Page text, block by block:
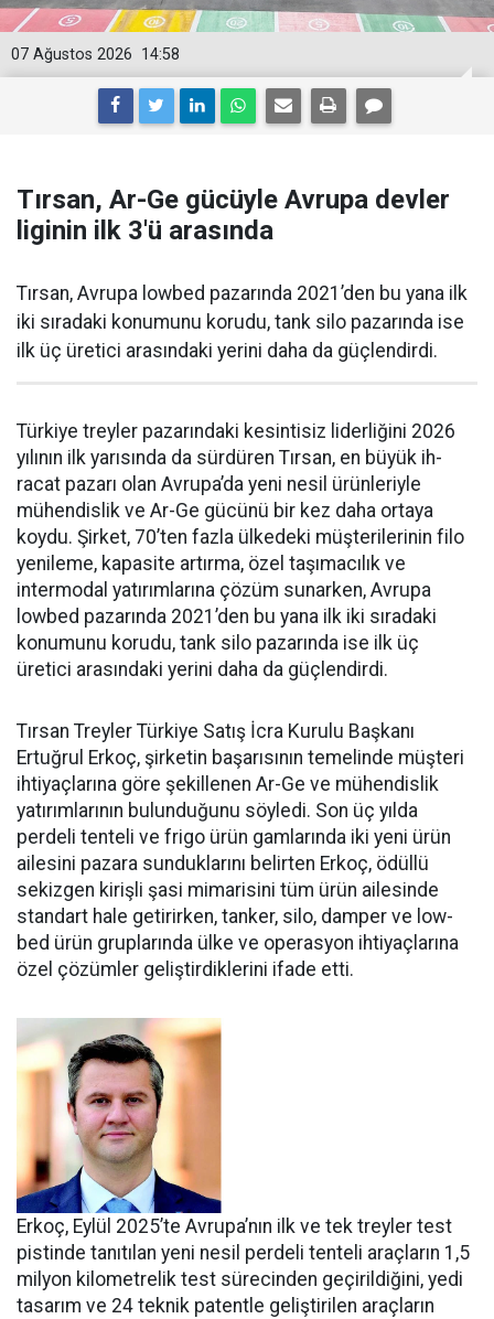
14:58
07 Ağustos 2026
Tırsan, Ar-Ge gücüyle Avrupa devler
liginin ilk 3'ü arasında
Tırsan, Avrupa lowbed pazarında 2021’den bu yana ilk
iki sıradaki konumunu korudu, tank silo pazarında ise
ilk üç üretici arasındaki yerini daha da güçlen­dirdi.
Türkiye treyler pazarın­daki kesintisiz liderliğini 2026
yılının ilk yarısında da sürdüren Tırsan, en büyük ih­
racat pazarı olan Avrupa’da yeni nesil ürünleriyle
mühendislik ve Ar-Ge gücünü bir kez daha orta­ya
koydu. Şirket, 70’ten fazla ül­kedeki müşterilerinin filo
yenile­me, kapasite artırma, özel taşıma­cılık ve
intermodal yatırımlarına çözüm sunarken, Avrupa
lowbed pazarında 2021’den bu yana ilk iki sıradaki
konumunu korudu, tank silo pazarında ise ilk üç
üretici arasındaki yerini daha da güçlen­dirdi.
Tırsan Treyler Türkiye Satış İcra Kurulu Başkanı
Ertuğrul Er­koç, şirketin başarısının teme­linde müşteri
ihtiyaçlarına göre şekillenen Ar-Ge ve mühendislik
yatırımlarının bulunduğunu söy­ledi. Son üç yılda
perdeli tenteli ve frigo ürün gamlarında iki yeni ürün
ailesini pazara sundukları­nı belirten Erkoç, ödüllü
sekizgen kirişli şasi mimarisini tüm ürün ailesinde
standart hale getirir­ken, tanker, silo, damper ve low­
bed ürün gruplarında ülke ve ope­rasyon ihtiyaçlarına
özel çözüm­ler geliştirdiklerini ifade etti.
Erkoç, Eylül 2025’te Avru­pa’nın ilk ve tek treyler test
pistin­de tanıtılan yeni nesil perdeli ten­teli araçların 1,5
milyon kilomet­relik test sürecinden geçirildiğini, yedi
tasarım ve 24 teknik patentle geliştirilen araçların